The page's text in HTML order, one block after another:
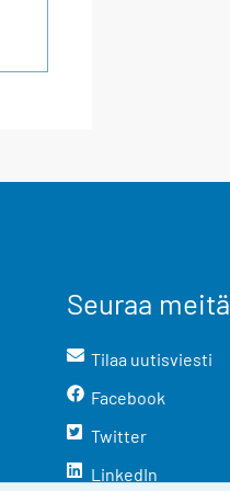
Seuraa meitä
Tilaa uutisviesti
Facebook
Twitter
LinkedIn